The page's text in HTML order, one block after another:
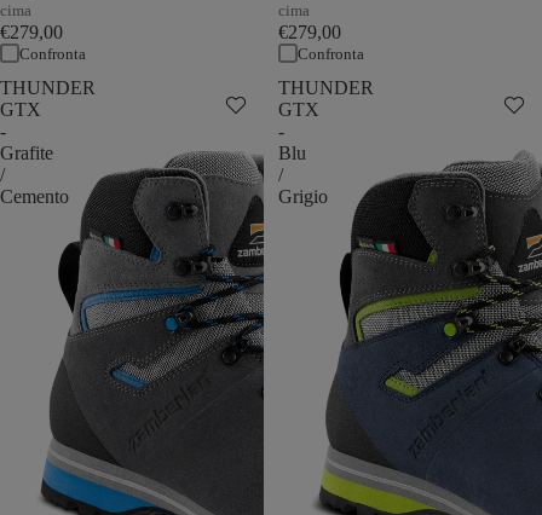
cima
€279,00
Confronta
cima
€279,00
Confronta
THUNDER
GTX
-
Grafite
/
Cemento
THUNDER
GTX
-
Blu
/
Grigio